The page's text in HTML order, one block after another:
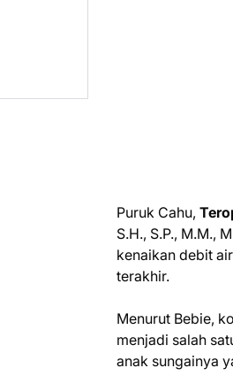
Puruk Cahu,
S.H., S.P., M.M.,
kenaikan debit
terakhir.
Menurut Bebie,
menjadi salah
anak sungainya